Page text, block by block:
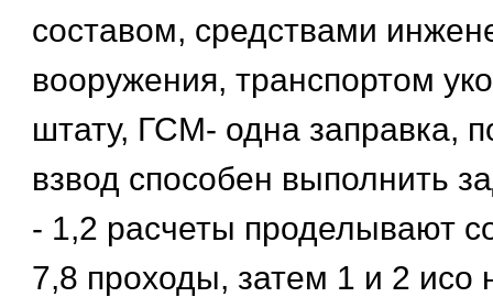
составом, средствами
вооружения, транспортом
штату, ГСМ- одна заправка,
взвод способен выполнить
- 1,2 расчеты проделывают
7,8 проходы, затем 1 и 2 исо